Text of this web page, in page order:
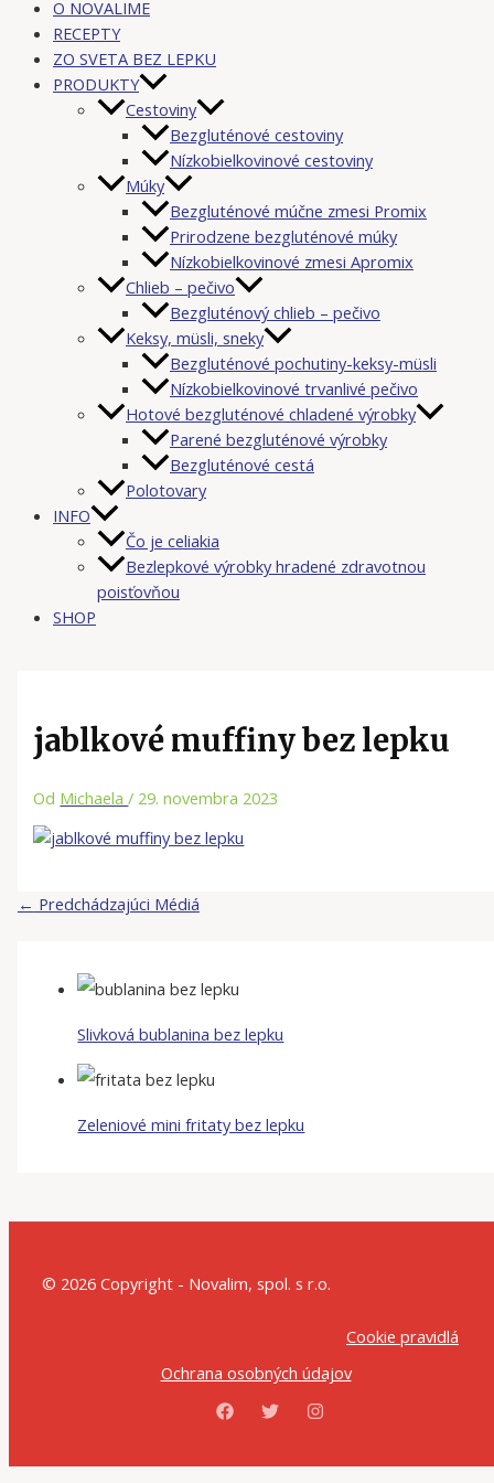
O NOVALIME
RECEPTY
ZO SVETA BEZ LEPKU
PRODUKTY
Cestoviny
Bezgluténové cestoviny
Nízkobielkovinové cestoviny
Múky
Bezgluténové múčne zmesi Promix
Prirodzene bezgluténové múky
Nízkobielkovinové zmesi Apromix
Chlieb – pečivo
Bezgluténový chlieb – pečivo
Keksy, müsli, sneky
Bezgluténové pochutiny-keksy-müsli
Nízkobielkovinové trvanlivé pečivo
Hotové bezgluténové chladené výrobky
Parené bezgluténové výrobky
Bezgluténové cestá
Polotovary
INFO
Čo je celiakia
Bezlepkové výrobky hradené zdravotnou
poisťovňou
SHOP
jablkové muffiny bez lepku
Od Michaela/ 29. novembra 2023
← Predchádzajúci Médiá
Slivková bublanina bez lepku
Zeleniové mini fritaty bez lepku
© 2026 Copyright - Novalim, spol. s r.o.
Cookie pravidlá
Ochrana osobných údajov